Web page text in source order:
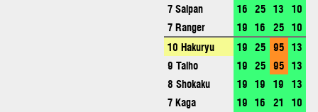
7 Saipan
16 25 13 10
7 Ranger
19 16 25 10
10 Hakuryu
19 25 95 13
9 Taiho
19 25 95 13
8 Shokaku
19 19 19 13
7 Kaga
19 16 21
10